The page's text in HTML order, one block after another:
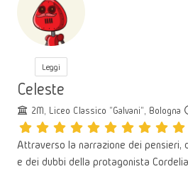
Leggi
Celeste
2M, Liceo Classico "Galvani", Bologna
Attraverso la narrazione dei pensieri,
e dei dubbi della protagonista